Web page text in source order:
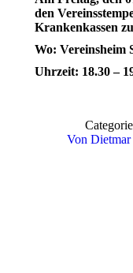
den
Krankenkassen
Wo: Vereinsheim
Uhrzeit: 18.30 –
Von Dietmar